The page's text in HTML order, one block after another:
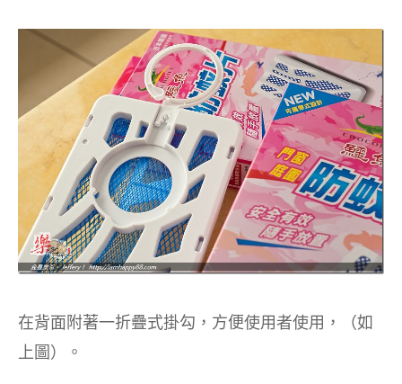
在背面附著一折疊式掛勾，方便使用者使用，（如
上圖）。